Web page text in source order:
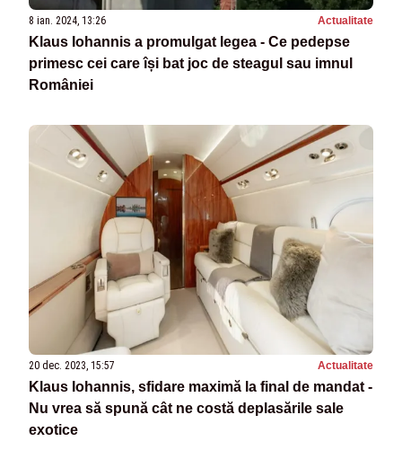
8 ian. 2024, 13:26 Actualitate
Klaus Iohannis a promulgat legea - Ce pedepse
primesc cei care își bat joc de steagul sau imnul
României
20 dec. 2023, 15:57 Actualitate
Klaus Iohannis, sfidare maximă la final de mandat -
Nu vrea să spună cât ne costă deplasările sale
exotice